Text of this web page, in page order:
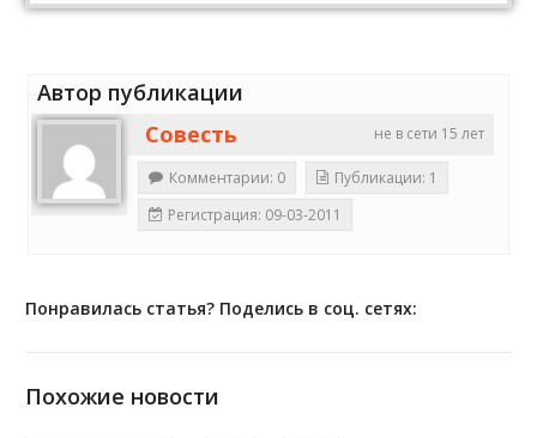
Автор публикации
не в сети 15 лет
Совесть
Комментарии: 0
Публикации: 1
Регистрация: 09-03-2011
Понравилась статья? Поделись в соц. сетях:
Похожие новости